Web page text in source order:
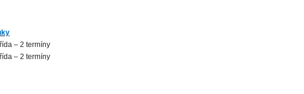
– 2 termíny
– 2 termíny